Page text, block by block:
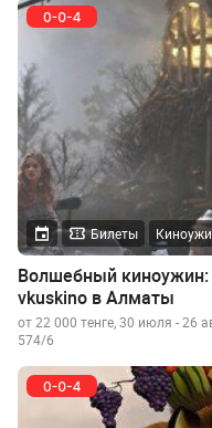
Билеты
Волшебный киноужин:
vkuskino в Алматы
от 22 000 тенге, 30 июля - 26
574/6